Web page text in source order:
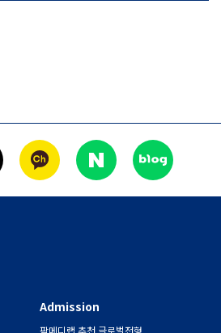
Admission
팜메디랩 추천 글로벌전형